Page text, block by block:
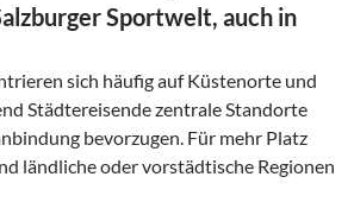
Sportwelt, auch in
sich häufig auf Küstenorte und
Städtereisende zentrale Standorte
bevorzugen. Für mehr Platz
ländliche oder vorstädtische Regionen